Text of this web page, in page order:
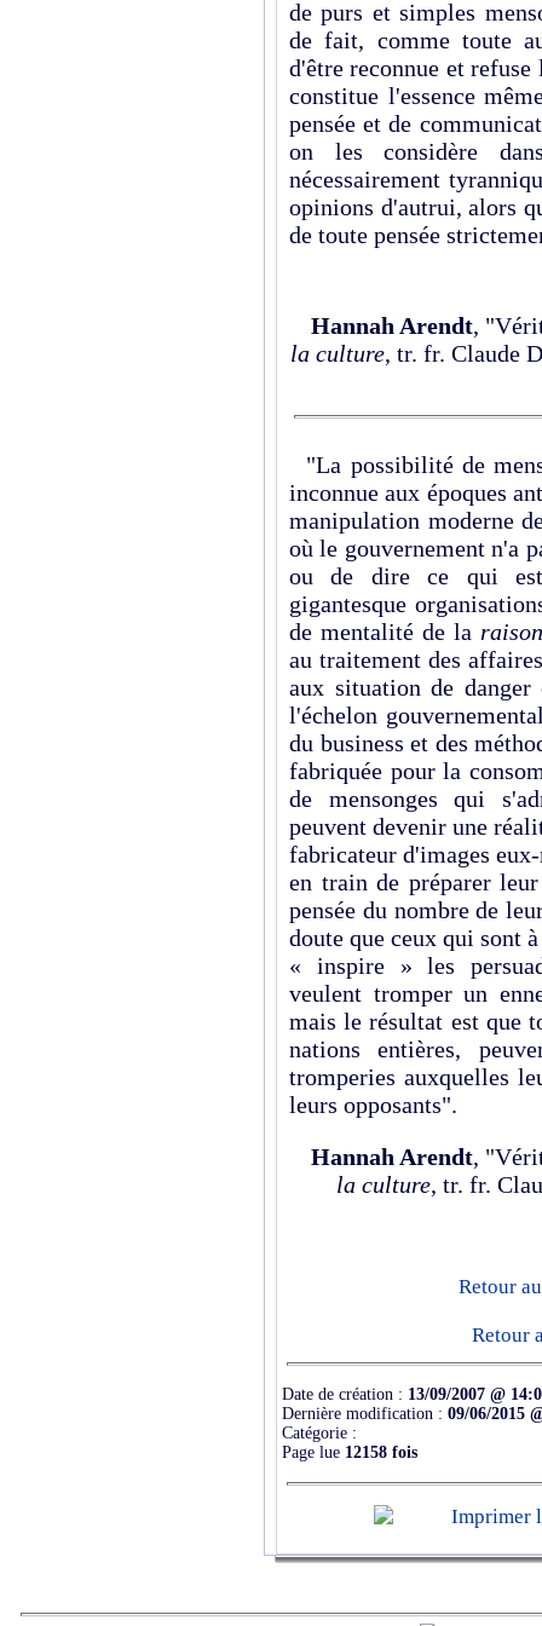
de purs et simples
de fait, comme toute
d'être reconnue et
constitue l'essence
pensée et de
on les considère
nécessairement
opinions d'autrui, alors
de toute pensée
Hannah Arendt,
la culture, tr. fr. Claude
"La possibilité de
inconnue aux époques
manipulation moderne
où le gouvernement n'a
ou de dire ce qui est
gigantesque
de mentalité de la
au traitement des
aux situation de
l'échelon
du business et des
fabriquée pour la
de mensonges qui
peuvent devenir une
fabricateur d'images
en train de préparer
pensée du nombre de
doute que ceux qui sont
« inspire » les
veulent tromper un
mais le résultat est que
nations entières,
tromperies auxquelles
leurs opposants".
Hannah Arendt,
la culture, tr. fr.
Retour
Retour
Date de création : 13/09/2007 @
Dernière modification : 09/06/2015
Catégorie :
Page lue 12158 fois